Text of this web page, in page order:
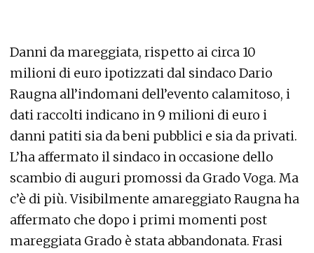
Danni da mareggiata, rispetto ai circa 10
milioni di euro ipotizzati dal sindaco Dario
Raugna all’indomani dell’evento calamitoso, i
dati raccolti indicano in 9 milioni di euro i
danni patiti sia da beni pubblici e sia da privati.
L’ha affermato il sindaco in occasione dello
scambio di auguri promossi da Grado Voga. Ma
c’è di più. Visibilmente amareggiato Raugna ha
affermato che dopo i primi momenti post
mareggiata Grado è stata abbandonata. Frasi